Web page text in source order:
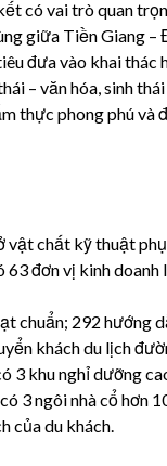
có vai trò quan
giữa Tiền Giang –
đưa vào khai
– văn hóa, sinh
thực phong phú và
vật chất kỹ thuật
đơn vị kinh
chuẩn; 292 hướng
khách du lịch
3 khu nghỉ dưỡng
3 ngôi nhà cổ hơn
của du khách.